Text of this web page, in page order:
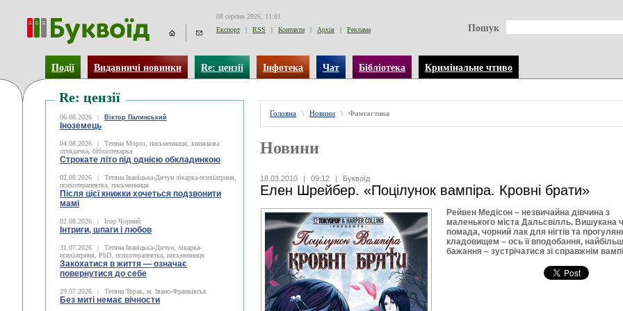
08 серпня 2026, 11:01
Експорт
| RSS | Контакти | Архів | Реклама Пошук
Події Видавничі новинки Re: цензії Інфотека Чат Бібліотека Кримінальне чтиво
Re: цензії
06.08.2026 | Віктор Палинський
Іноземець
04.08.2026 |
Тетяна Мороз, письменниця, книжкова
оглядачка, бібліотекарка
Строкате літо під однією обкладинкою
02.08.2026 |
Тетяна Іваніцька-Дячун лікарка-психіатриня,
психотерапевтка, письменниця
Після цієї книжки хочеться подзвонити
мамі
02.08.2026 | Ігор Чорний
Інтриги, шпаги і любов
31.07.2026 |
Тетяна Іваніцька-Дячун, лікарка-
психіатриня, PhD, психотерапевтка, письменниця
Закохатися в життя — означає
повернутися до себе
29.07.2026 | Тетяна Торак, м. Івано-Франківськ
Без миті немає вічности
Головна \ Новини \ Фантастика
Новини
18.03.2010 | 09:12 | Буквоїд
Елен Шрейбер. «Поцілунок вампіра. Кровні брати»
Рейвен Медісон – незвичайна дівчина з
маленького міста Дальсвілль. Вишукана
помада, чорний лак для нігтів та
кладовищем – ось її вподобання,
бажання – зустрічатися зі справжнім